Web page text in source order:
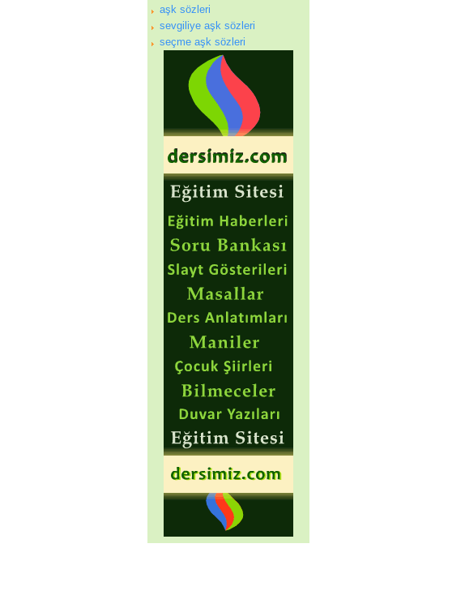
aşk sözleri
sevgiliye aşk sözleri
seçme aşk sözleri